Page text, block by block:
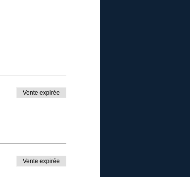
Vente expirée
Vente expirée